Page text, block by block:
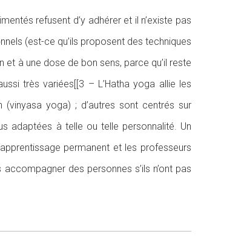
refusent d’y adhérer et il n’existe pas
(est-ce qu’ils proposent des techniques
à une dose de bon sens, parce qu’il reste
très variées[[3 – L’Hatha yoga allie les
yoga) ; d’autres sont centrés sur
adaptées à telle ou telle personnalité. Un
permanent et les professeurs
des personnes s’ils n’ont pas